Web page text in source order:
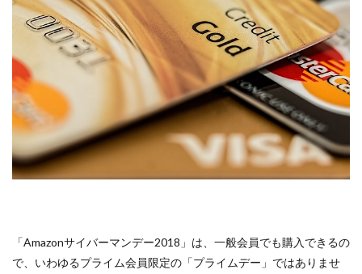
「Amazonサイバーマンデー2018」は、一般会員でも購入できるの
で、いわゆるプライム会員限定の「プライムデー」ではありませ